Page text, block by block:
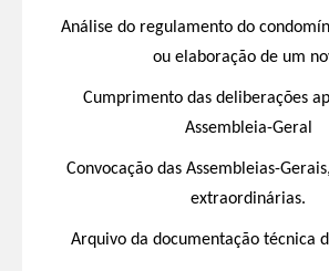
Análise do regulamento do
ou elaboração de um
Cumprimento das deliberações
Assembleia-Geral
Convocação das Assembleias-
extraordinárias.
Arquivo da documentação técnica